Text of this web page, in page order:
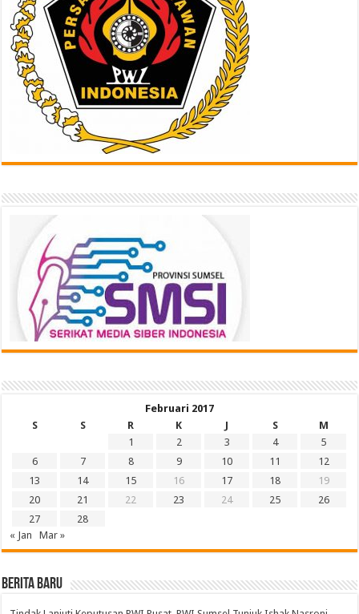
Februari 2017
S
S R K J S
M
1
2 3 4
5
6
7 8 9 10 11
12
13
14 15 16 17 18
19
20
21 22 23 24 25
26
27
28
« Jan
Mar »
BERITA BARU